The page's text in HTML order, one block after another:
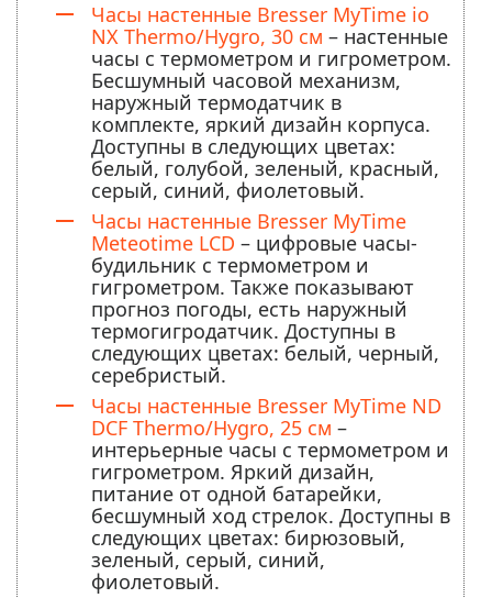
Часы настенные Bresser MyTime io
NX Thermo/Hygro, 30 см – настенные
часы с термометром и гигрометром.
Бесшумный часовой механизм,
наружный термодатчик в
комплекте, яркий дизайн корпуса.
Доступны в следующих цветах:
белый, голубой, зеленый, красный,
серый, синий, фиолетовый.
Часы настенные Bresser MyTime
Meteotime LCD – цифровые часы-
будильник с термометром и
гигрометром. Также показывают
прогноз погоды, есть наружный
термогигродатчик. Доступны в
следующих цветах: белый, черный,
серебристый.
Часы настенные Bresser MyTime ND
DCF Thermo/Hygro, 25 см –
интерьерные часы с термометром и
гигрометром. Яркий дизайн,
питание от одной батарейки,
бесшумный ход стрелок. Доступны в
следующих цветах: бирюзовый,
зеленый, серый, синий,
фиолетовый.